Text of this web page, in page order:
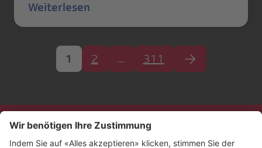
Weiterlesen
1 2 … 311